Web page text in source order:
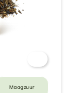
Maagzuur